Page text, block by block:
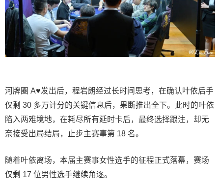
河牌圈 A♥发出后，程岩朗经过长时间思考，在确认叶依后手
仅剩 30 多万计分的关键信息后，果断推出全下。此时的叶依
陷入两难境地，在耗尽所有延时卡后，最终选择跟注，却无
奈接受出局结局，止步主赛事第 18 名。
随着叶依离场，本届主赛事女性选手的征程正式落幕，赛场
仅剩 17 位男性选手继续角逐。